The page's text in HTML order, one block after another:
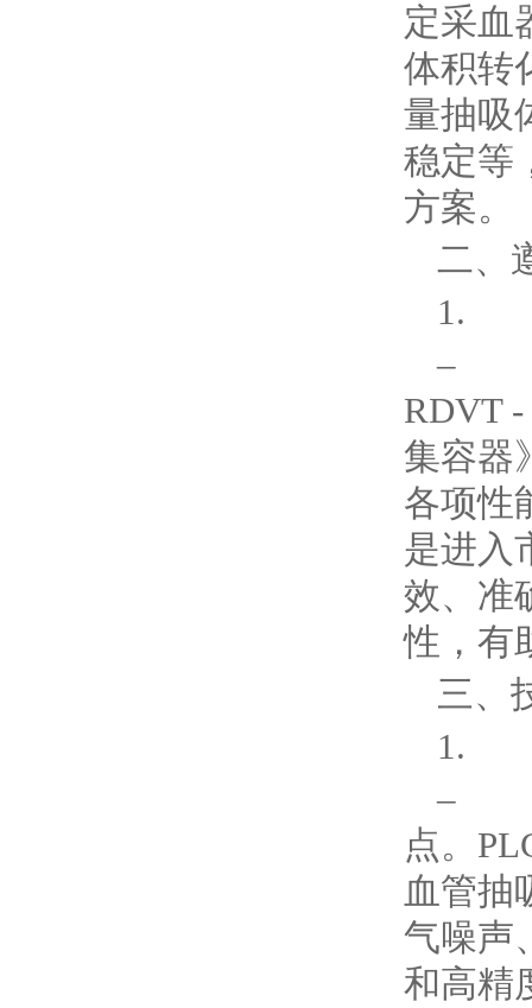
定采血
体积转
量抽吸
稳定等
方案。
二、
1.
– 在
RDVT
集容器
各项性
是进入
效、准
性，有
三、
1.
– 采
点。
血管抽
气噪声
和高精